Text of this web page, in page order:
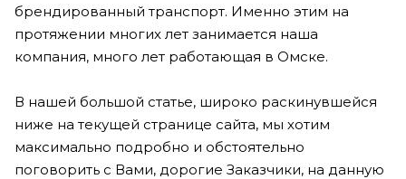
брендированный транспорт. Именно этим на
протяжении многих лет занимается наша
компания, много лет работающая в Омске.
В нашей большой статье, широко раскинувшейся
ниже на текущей странице сайта, мы хотим
максимально подробно и обстоятельно
поговорить с Вами, дорогие Заказчики, на данную